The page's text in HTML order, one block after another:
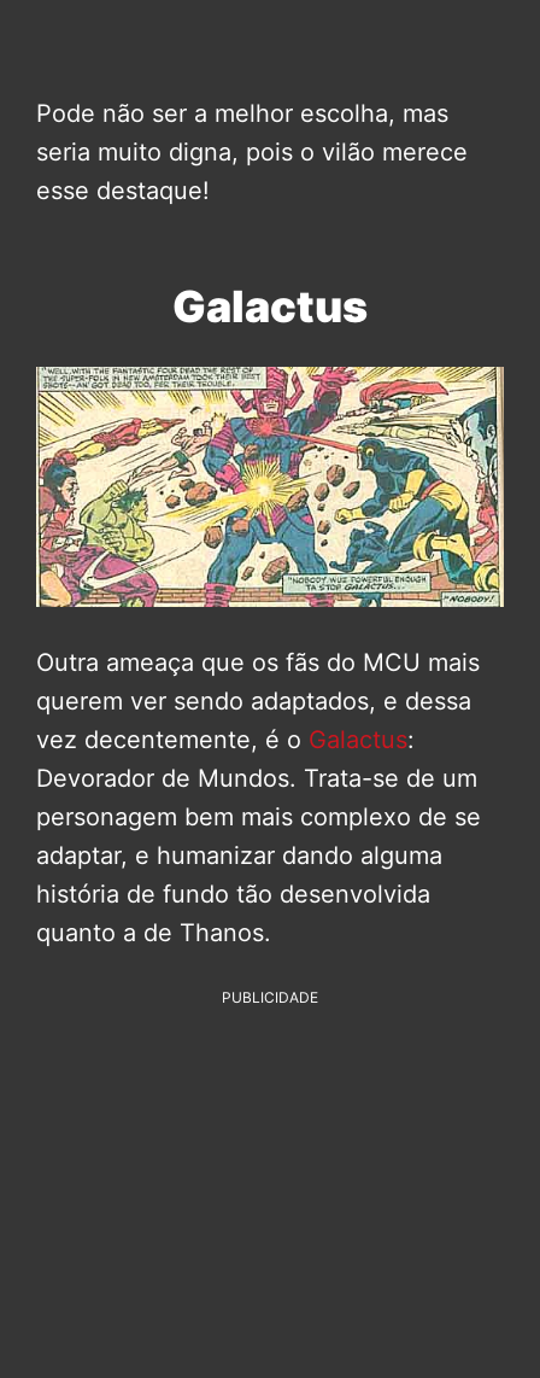
Pode não ser a melhor escolha, mas
seria muito digna, pois o vilão merece
esse destaque!
Galactus
Outra ameaça que os fãs do MCU mais
querem ver sendo adaptados, e dessa
vez decentemente, é o Galactus:
Devorador de Mundos. Trata-se de um
personagem bem mais complexo de se
adaptar, e humanizar dando alguma
história de fundo tão desenvolvida
quanto a de Thanos.
PUBLICIDADE